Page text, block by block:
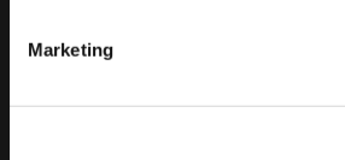
Marketing